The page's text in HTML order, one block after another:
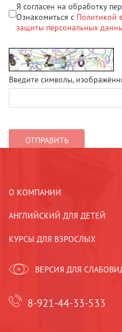
Я согласен на обработку
Ознакомиться с Политикой
защиты персональных
Введите символы,
О КОМПАНИИ
АНГЛИЙСКИЙ ДЛЯ ДЕТЕЙ
КУРСЫ ДЛЯ ВЗРОСЛЫХ
ВЕРСИЯ ДЛЯ
8-921-44-33-533